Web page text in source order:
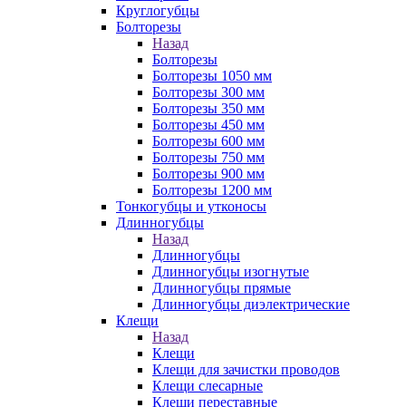
Круглогубцы
Болторезы
Назад
Болторезы
Болторезы 1050 мм
Болторезы 300 мм
Болторезы 350 мм
Болторезы 450 мм
Болторезы 600 мм
Болторезы 750 мм
Болторезы 900 мм
Болторезы 1200 мм
Тонкогубцы и утконосы
Длинногубцы
Назад
Длинногубцы
Длинногубцы изогнутые
Длинногубцы прямые
Длинногубцы диэлектрические
Клещи
Назад
Клещи
Клещи для зачистки проводов
Клещи слесарные
Клещи переставные